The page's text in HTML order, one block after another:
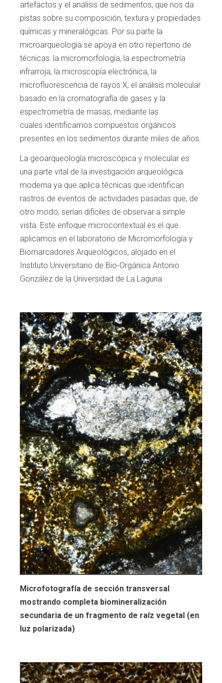
artefactos y el análisis de sedimentos, que nos da
pistas sobre su composición, textura y propiedades
químicas y mineralógicas. Por su parte la
microarqueología se apoya en otro repertorio de
técnicas: la micromorfología, la espectrometría
infrarroja, la microscopía electrónica, la
microfluorescencia de rayos X, el análisis molecular
basado en la cromatografía de gases y la
espectrometría de masas, mediante las
cuales identificamos compuestos orgánicos
presentes en los sedimentos durante miles de años.
La geoarqueología microscópica y molecular es
una parte vital de la investigación arqueológica
moderna ya que aplica técnicas que identifican
rastros de eventos de actividades pasadas que, de
otro modo, serían difíciles de observar a simple
vista. Este enfoque microcontextual es el que
aplicamos en el laboratorio de Micromorfología y
Biomarcadores Arqueológicos, alojado en el
Instituto Universitario de Bio-Orgánica Antonio
González de la Universidad de La Laguna.
Microfotografía de sección transversal
mostrando completa biomineralización
secundaria de un fragmento de raíz vegetal (en
luz polarizada)